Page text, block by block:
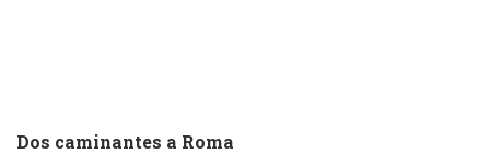
Dos caminantes a Roma